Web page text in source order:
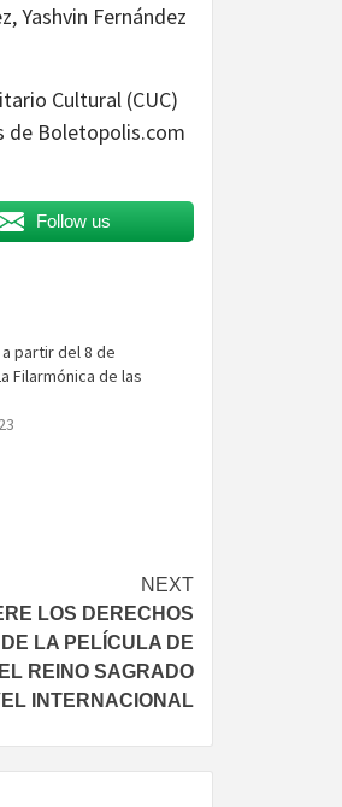
Yashvin Fernández
Cultural (CUC)
de Boletopolis.com
Follow us
partir del 8 de
Filarmónica de las
NEXT
LOS DERECHOS
LA PELÍCULA DE
REINO SAGRADO
INTERNACIONAL